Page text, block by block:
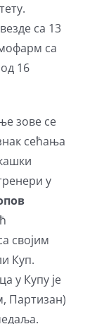
са 13
са
16
зове се
сећања
у
својим
Куп.
у Купу је
Партизан)